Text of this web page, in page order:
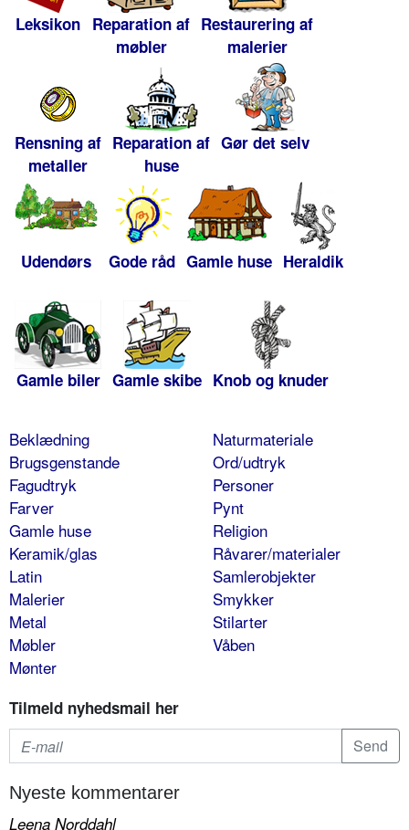
Leksikon Reparation af
møbler
Restaurering af
malerier
Rensning af
metaller
Reparation af
huse
Gør det selv
Udendørs Gode råd Gamle huse Heraldik
Gamle biler Gamle skibe Knob og knuder
Beklædning
Brugsgenstande
Fagudtryk
Farver
Gamle huse
Keramik/glas
Latin
Malerier
Metal
Møbler
Mønter
Naturmateriale
Ord/udtryk
Personer
Pynt
Religion
Råvarer/materialer
Samlerobjekter
Smykker
Stilarter
Våben
Tilmeld nyhedsmail her
Nyeste kommentarer
Leena Norddahl